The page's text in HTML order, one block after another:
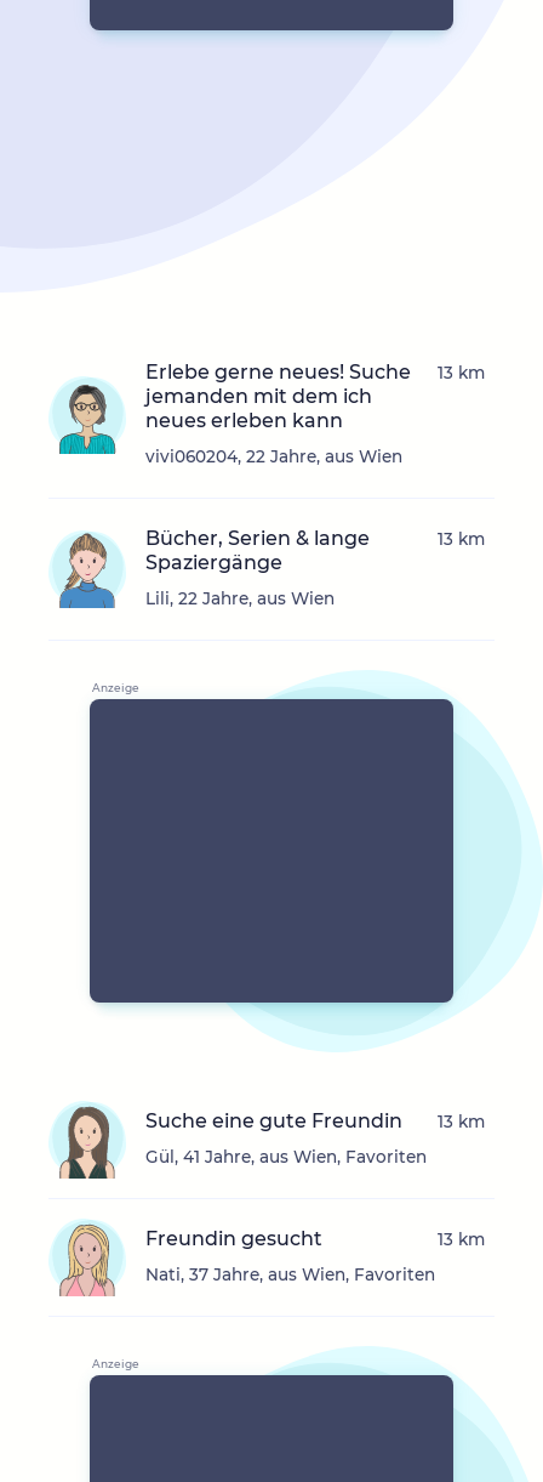
Erlebe gerne neues! Suche
jemanden mit dem ich
neues erleben kann
vivi060204, 22 Jahre, aus Wien
13 km
Bücher, Serien & lange
Spaziergänge
Lili, 22 Jahre, aus Wien
13 km
Suche eine gute Freundin
Gül, 41 Jahre, aus Wien, Favoriten
13 km
Freundin gesucht
Nati, 37 Jahre, aus Wien, Favoriten
13 km